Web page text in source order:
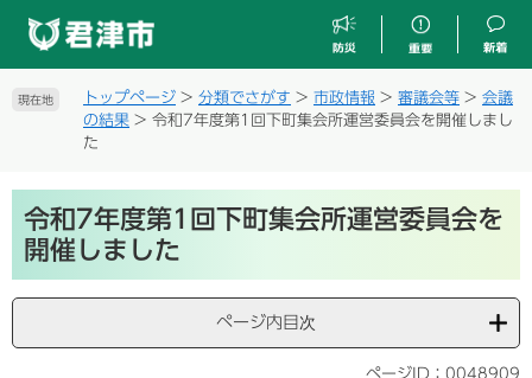
す
し
現在地 トップページ > 分類でさがす > 市政情報 > 審議会等 > 会議
の結果 > 令和7年度第1回下町集会所運営委員会を開催しまし
た
文令和7年度第1回下町集会所運営委員会を
開催しました
ページ内目次
ページID：0048909